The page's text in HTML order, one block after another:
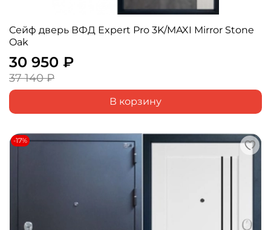
Сейф дверь ВФД Expert Pro 3K/MAXI Mirror Stone
Oak
30 950 ₽
37 140 ₽
В корзину
-17%